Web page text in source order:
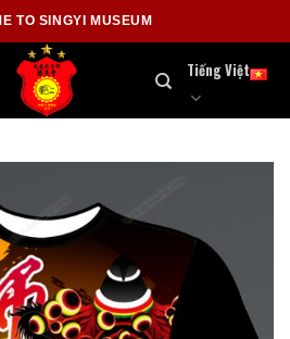
TO SINGYI MUSEUM
Tiếng Việt